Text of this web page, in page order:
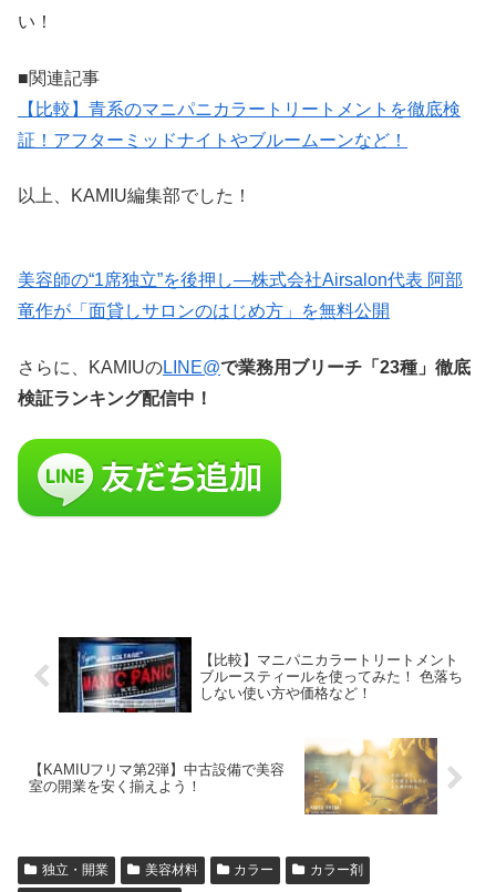
い！
■関連記事
【比較】青系のマニパニカラートリートメントを徹底検
証！アフターミッドナイトやブルームーンなど！
以上、KAMIU編集部でした！
美容師の“1席独立”を後押し—株式会社Airsalon代表 阿部
竜作が「面貸しサロンのはじめ方」を無料公開
さらに、KAMIUのLINE@で業務用ブリーチ「23種」徹底
検証ランキング配信中！
【比較】マニパニカラートリートメント
ブルースティールを使ってみた！ 色落ち
しない使い方や価格など！
【KAMIUフリマ第2弾】中古設備で美容
室の開業を安く揃えよう！
独立・開業 美容材料 カラー
カラー剤